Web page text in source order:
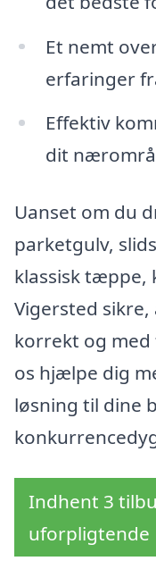
Et nemt
erfaringer
Effektiv
dit
Uanset om du
parketgulv,
klassisk tæppe,
Vigersted
korrekt og med
os hjælpe dig
løsning til dine
Indhent 3
uforpligtende